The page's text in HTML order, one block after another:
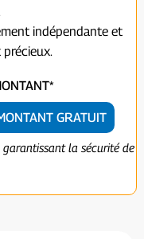
indépendante et
GRATUIT
garantissant la sécurité de